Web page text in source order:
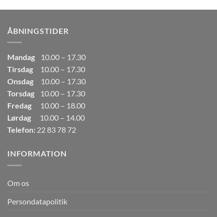
var:
er:
ÅBNINGSTIDER
Mandag
10.00 – 17.30
Tirsdag
10.00 – 17.30
Onsdag
10.00 – 17.30
Torsdag
10.00 – 17.30
Fredag
10.00 – 18.00
Lørdag
10.00 – 14.00
Telefon: 22 83 78 72
INFORMATION
Om os
Persondatapolitik